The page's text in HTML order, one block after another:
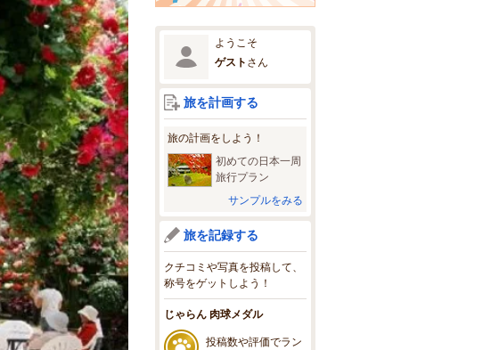
ようこそ
ゲスト さん
旅を計画する
旅の計画をしよう！
初めての日本一周
旅行プラン
サンプルをみる
旅を記録する
クチコミや写真を投稿して、
称号をゲットしよう！
じゃらん 肉球メダル
投稿数や評価でラン